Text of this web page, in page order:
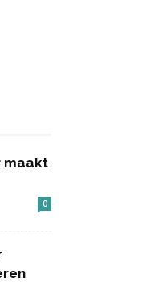
maakt
0